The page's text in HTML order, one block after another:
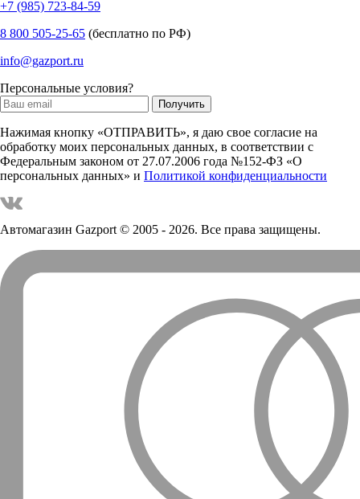
+7 (985) 723-84-59
8 800 505-25-65 (бесплатно по РФ)
info@gazport.ru
Персональные условия?
Нажимая кнопку «ОТПРАВИТЬ», я даю свое согласие на
обработку моих персональных данных, в соответствии с
Федеральным законом от 27.07.2006 года №152-ФЗ «О
персональных данных» и Политикой конфиденциальности
Автомагазин Gazport© 2005 - 2026. Все права защищены.